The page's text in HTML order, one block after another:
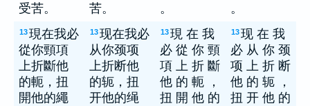
受苦。
苦。
。
。
13現在我必
從你頸項
上折斷他
的軛，扭
開他的繩
13现在我必
从你颈项
上折断他
的轭，扭
开他的绳
13現 在 我
必 從 你 頸
項 上 折 斷
他 的 軛 ，
扭 開 他 的
13现 在 我
必 从 你 颈
项 上 折 断
他 的 轭 ，
扭 开 他 的